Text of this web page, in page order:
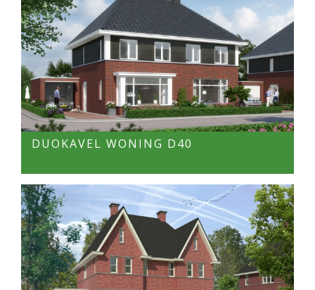
DUOKAVEL WONING D40